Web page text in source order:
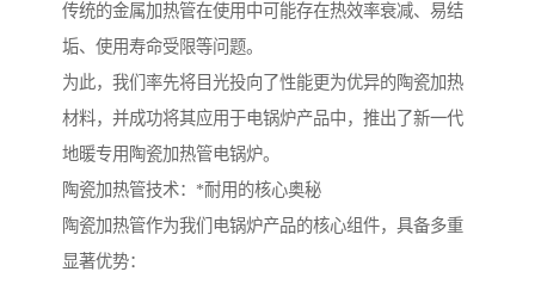
传统的金属加热管在使用中可能存在热效率衰减、易结
垢、使用寿命受限等问题。
为此，我们率先将目光投向了性能更为优异的陶瓷加热
材料，并成功将其应用于电锅炉产品中，推出了新一代
地暖专用陶瓷加热管电锅炉。
陶瓷加热管技术：*耐用的核心奥秘
陶瓷加热管作为我们电锅炉产品的核心组件，具备多重
显著优势：